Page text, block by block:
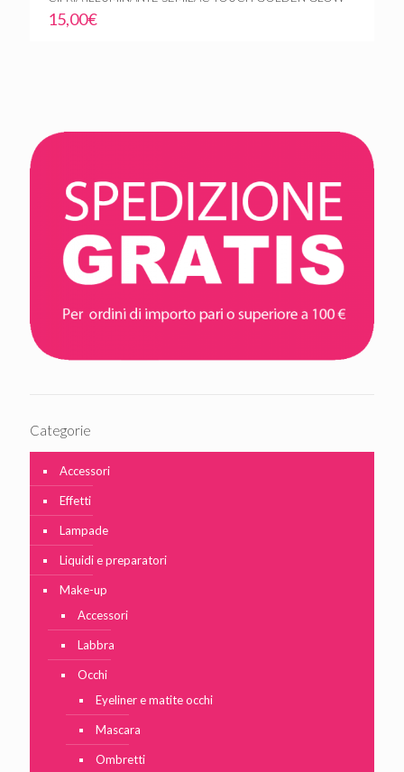
15,00€
Categorie
Accessori
Effetti
Lampade
Liquidi e preparatori
Make-up
Accessori
Labbra
Occhi
Eyeliner e matite occhi
Mascara
Ombretti